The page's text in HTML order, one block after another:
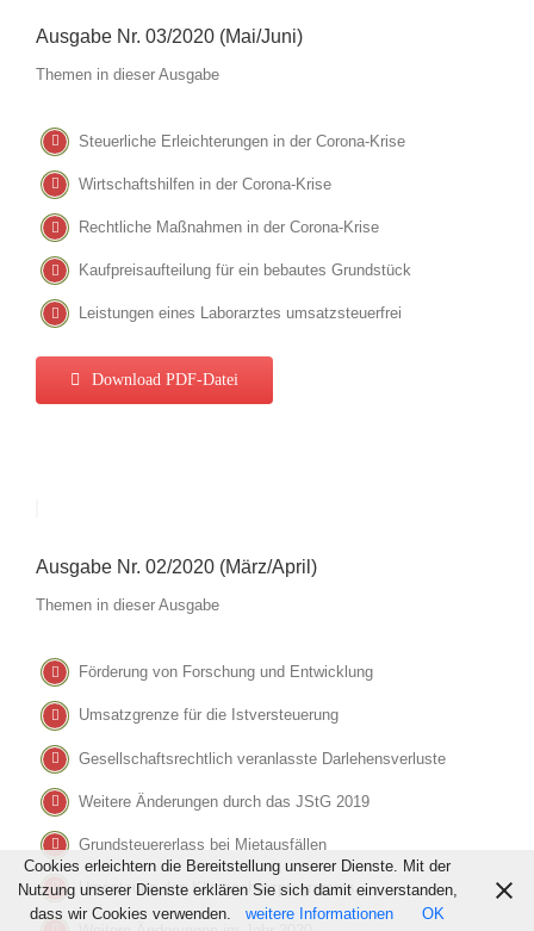
Ausgabe Nr. 03/2020 (Mai/Juni)
Themen in dieser Ausgabe
Steuerliche Erleichterungen in der Corona-Krise
Wirtschaftshilfen in der Corona-Krise
Rechtliche Maßnahmen in der Corona-Krise
Kaufpreisaufteilung für ein bebautes Grundstück
Leistungen eines Laborarztes umsatzsteuerfrei
Download PDF-Datei
Ausgabe Nr. 02/2020 (März/April)
Themen in dieser Ausgabe
Förderung von Forschung und Entwicklung
Umsatzgrenze für die Istversteuerung
Gesellschaftsrechtlich veranlasste Darlehensverluste
Weitere Änderungen durch das JStG 2019
Grundsteuererlass bei Mietausfällen
Umsetzung des Klimaschutzprogramms
Cookies erleichtern die Bereitstellung unserer Dienste. Mit der
Nutzung unserer Dienste erklären Sie sich damit einverstanden,
dass wir Cookies verwenden.
weitere Informationen OK